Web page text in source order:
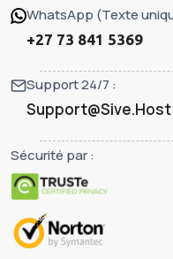
WhatsApp (Texte
+27 73 841 5369
Support 24/7 :
Support@Sive.Host
Sécurité par :